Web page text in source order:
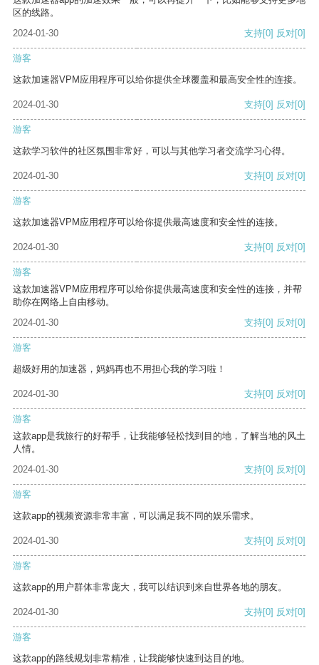
区的线路。
2024-01-30
支持[0] 反对[0]
游客
这款加速器VPM应用程序可以给你提供全球覆盖和最高安全性的连接。
2024-01-30 支持[0] 反对[0]
游客
这款学习软件的社区氛围非常好，可以与其他学习者交流学习心得。
2024-01-30 支持[0] 反对[0]
游客
这款加速器VPM应用程序可以给你提供最高速度和安全性的连接。
2024-01-30 支持[0] 反对[0]
游客
这款加速器VPM应用程序可以给你提供最高速度和安全性的连接，并帮
助你在网络上自由移动。
2024-01-30
支持[0] 反对[0]
游客
超级好用的加速器，妈妈再也不用担心我的学习啦！
2024-01-30 支持[0] 反对[0]
游客
这款app是我旅行的好帮手，让我能够轻松找到目的地，了解当地的风土
人情。
2024-01-30
支持[0] 反对[0]
游客
这款app的视频资源非常丰富，可以满足我不同的娱乐需求。
2024-01-30 支持[0] 反对[0]
游客
这款app的用户群体非常庞大，我可以结识到来自世界各地的朋友。
2024-01-30 支持[0] 反对[0]
游客
这款app的路线规划非常精准，让我能够快速到达目的地。